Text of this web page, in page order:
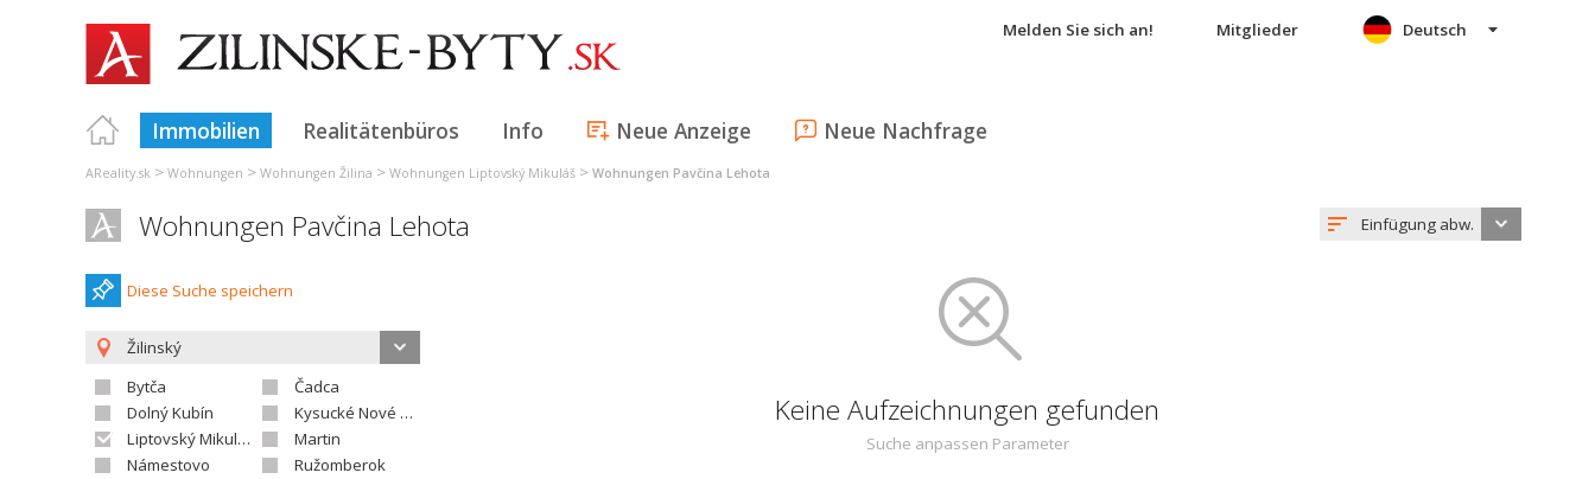
Melden Sie sich an! Mitglieder
Immobilien Realitätenbüros Info Neue Anzeige Neue Nachfrage
Deutsch
AReality.sk > Wohnungen > Wohnungen Žilina > Wohnungen Liptovský Mikuláš > Wohnungen Pavčina Lehota
Wohnungen Pavčina Lehota Einfügung abw.
Diese Suche speichern
Žilinský
Bytča
Čadca
Dolný Kubín
Kysucké Nové Mesto
Liptovský Mikuláš
Martin
Námestovo
Ružomberok
Keine Aufzeichnungen gefunden
Suche anpassen Parameter